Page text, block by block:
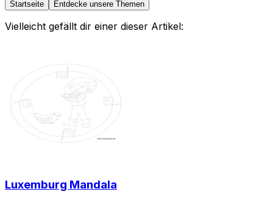
Startseite Entdecke unsere Themen
Vielleicht gefällt dir einer dieser Artikel:
Luxemburg Mandala